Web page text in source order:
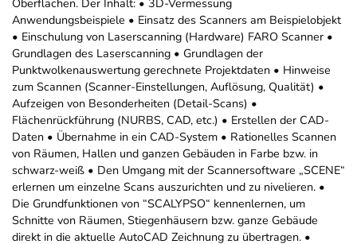
Oberflächen. Der Inhalt: • 3D-Vermessung
Anwendungsbeispiele • Einsatz des Scanners am Beispielobjekt
• Einschulung von Laserscanning (Hardware) FARO Scanner •
Grundlagen des Laserscanning • Grundlagen der
Punktwolkenauswertung gerechnete Projektdaten • Hinweise
zum Scannen (Scanner-Einstellungen, Auflösung, Qualität) •
Aufzeigen von Besonderheiten (Detail-Scans) •
Flächenrückführung (NURBS, CAD, etc.) • Erstellen der CAD-
Daten • Übernahme in ein CAD-System • Rationelles Scannen
von Räumen, Hallen und ganzen Gebäuden in Farbe bzw. in
schwarz-weiß • Den Umgang mit der Scannersoftware „SCENE“
erlernen um einzelne Scans auszurichten und zu nivelieren. •
Die Grundfunktionen von “SCALYPSO“ kennenlernen, um
Schnitte von Räumen, Stiegenhäusern bzw. ganze Gebäude
direkt in die aktuelle AutoCAD Zeichnung zu übertragen. •